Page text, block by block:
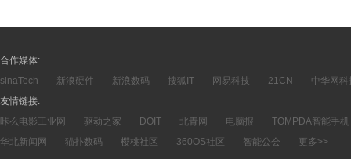
合作媒体:
sinaTech
新浪硬件 新浪数码 搜狐IT 网易科技 21CN
中华网科
友情链接:
咔么电影工业网
驱动之家 DOIT 北青网 电脑报
TOMPDA智能手机
华北新闻网
猫扑数码 樱桃社区 360OS社区 智能公会 更多>>